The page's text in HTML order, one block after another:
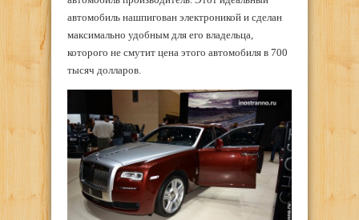
автомобиль нашпигован электроникой и сделан
максимально удобным для его владельца,
которого не смутит цена этого автомобиля в 700
тысяч долларов.